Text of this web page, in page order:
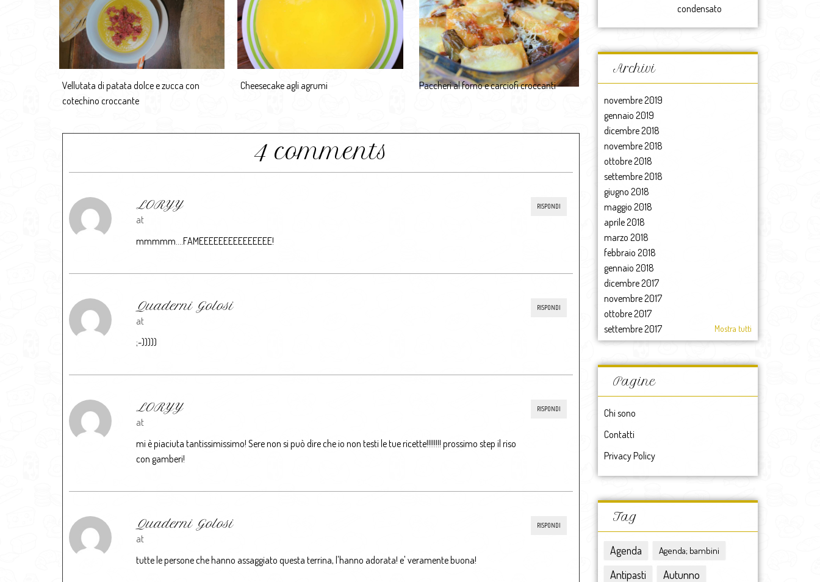
Vellutata di patata dolce e zucca con
cotechino croccante
Cheesecake agli agrumi Paccheri al forno e carciofi croccanti
4 comments
RISPONDI
LORYY
at
mmmmm….FAMEEEEEEEEEEEEEEE!
RISPONDI
Quaderni Golosi
at
;-)))))
RISPONDI
LORYY
at
mi è piaciuta tantissimissimo! Sere non si può dire che io non testi le tue ricette!!!!!!!! prossimo step il riso
con gamberi!
RISPONDI
Quaderni Golosi
at
tutte le persone che hanno assaggiato questa terrina, l'hanno adorata! e' veramente buona!
condensato
Archivi
novembre 2019
gennaio 2019
dicembre 2018
novembre 2018
ottobre 2018
settembre 2018
giugno 2018
maggio 2018
aprile 2018
marzo 2018
febbraio 2018
gennaio 2018
dicembre 2017
novembre 2017
ottobre 2017
settembre 2017
agosto 2017
luglio 2017
giugno 2017
maggio 2017
marzo 2017
febbraio 2017
gennaio 2017
dicembre 2016
novembre 2016
ottobre 2016
settembre 2016
luglio 2016
giugno 2016
Mostra tutti
Pagine
Chi sono
Contatti
Privacy Policy
Tag
Agenda Agenda; bambini
Antipasti Autunno